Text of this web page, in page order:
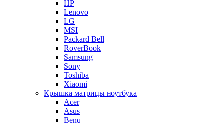
HP
Lenovo
LG
MSI
Packard Bell
RoverBook
Samsung
Sony
Toshiba
Xiaomi
Крышка матрицы ноутбука
Acer
Asus
Benq